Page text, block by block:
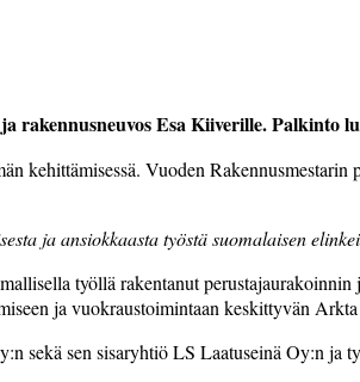
Esa Kiiverille. Palkinto
kehittämisessä. Vuoden
ja ansiokkaasta työstä suomalaisen
työllä rakentanut
ja vuokraustoimintaan keskittyvän
sekä sen sisaryhtiö LS Laatuseinä Oy:n ja